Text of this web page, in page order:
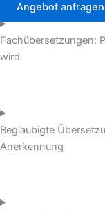
Angebot anfragen
Fachübersetzungen:
wird.
Beglaubigte
Anerkennung